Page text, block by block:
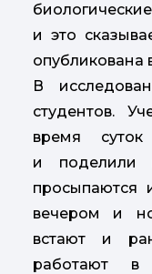
и это
опубликована
В
студентов.
время
и поделили
просыпаются
вечером и
встают и
работают